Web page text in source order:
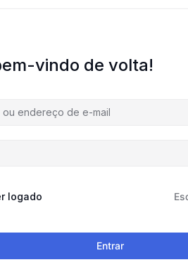
vindo de volta!
logado
Entrar